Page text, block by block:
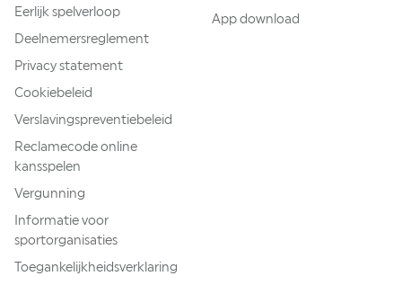
Eerlijk spelverloop
Deelnemersreglement
Privacy statement
Cookiebeleid
Verslavingspreventiebeleid
Reclamecode online
kansspelen
Vergunning
Informatie voor
sportorganisaties
Toegankelijkheidsverklaring
App download